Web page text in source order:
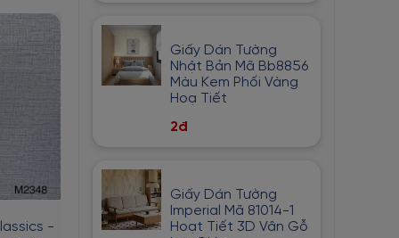
-
Giấy Dán Tường Chống Ẩm
Giấy Dán
Giấy Dán Tường
Nhật Bản Mã Bb8856
Màu Kem Phối Vàng
Hoạ Tiết
2đ
Giấy Dán Tường
Imperial Mã 81014-1
Hoạt Tiết 3D Vân Gỗ